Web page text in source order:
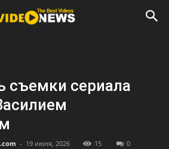
съемки сериала
- 19 июня, 2026 15 0